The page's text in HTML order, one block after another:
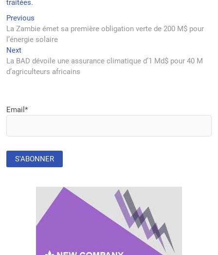
traitées.
Navigation
de
l’article
Previous
post:
La Zambie émet sa première obligation verte de 200 M$ pour
l’énergie solaire
NextNext
post:
La BAD dévoile une assurance climatique d’1 Md$ pour 40 M
d’agriculteurs africains
Email*